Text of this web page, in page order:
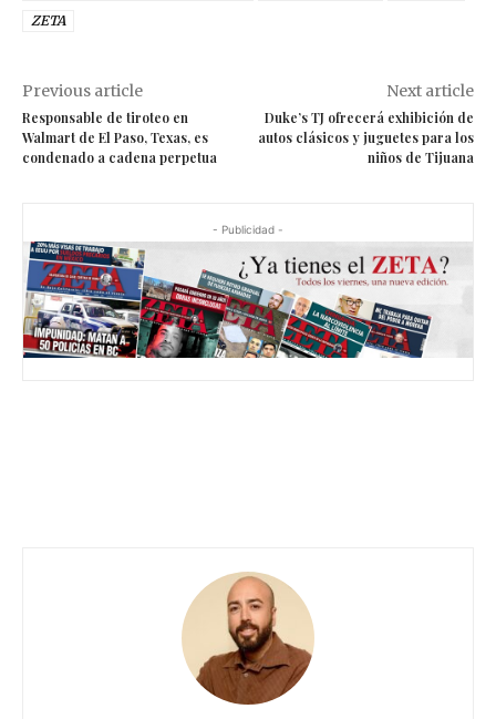
ZETA
Previous article
Responsable de tiroteo en
Walmart de El Paso, Texas, es
condenado a cadena perpetua
Next article
Duke’s TJ ofrecerá exhibición de
autos clásicos y juguetes para los
niños de Tijuana
- Publicidad -